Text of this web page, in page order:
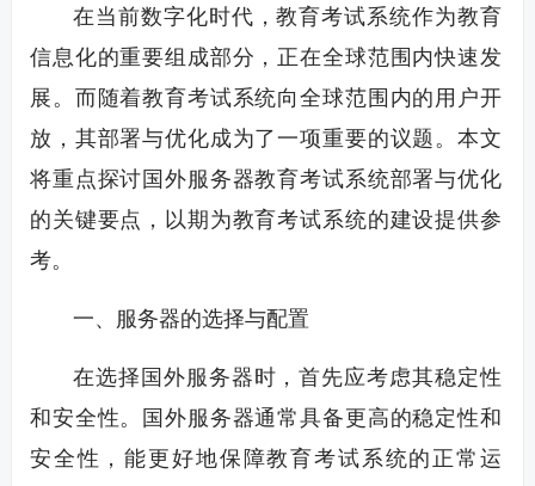
在当前数字化时代，教育考试系统作为教育
信息化的重要组成部分，正在全球范围内快速发
展。而随着教育考试系统向全球范围内的用户开
放，其部署与优化成为了一项重要的议题。本文
将重点探讨国外服务器教育考试系统部署与优化
的关键要点，以期为教育考试系统的建设提供参
考。
一、服务器的选择与配置
在选择国外服务器时，首先应考虑其稳定性
和安全性。国外服务器通常具备更高的稳定性和
安全性，能更好地保障教育考试系统的正常运